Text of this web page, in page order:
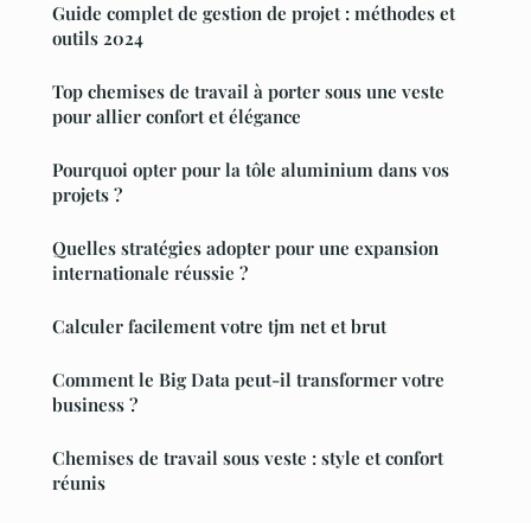
Guide complet de gestion de projet : méthodes et
outils 2024
Top chemises de travail à porter sous une veste
pour allier confort et élégance
Pourquoi opter pour la tôle aluminium dans vos
projets ?
Quelles stratégies adopter pour une expansion
internationale réussie ?
Calculer facilement votre tjm net et brut
Comment le Big Data peut-il transformer votre
business ?
Chemises de travail sous veste : style et confort
réunis